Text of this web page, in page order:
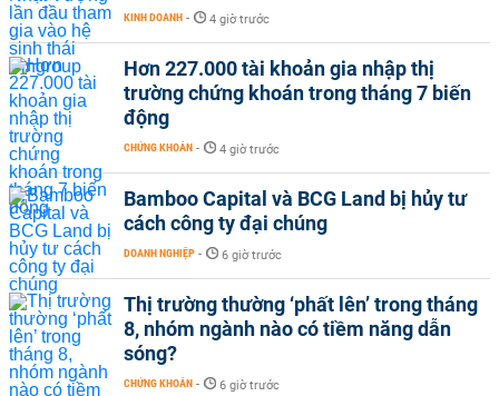
KINH DOANH - 4 giờ trước
Hơn 227.000 tài khoản gia nhập thị
trường chứng khoán trong tháng 7 biến
động
CHỨNG KHOÁN - 4 giờ trước
Bamboo Capital và BCG Land bị hủy tư
cách công ty đại chúng
DOANH NGHIỆP - 6 giờ trước
Thị trường thường ‘phất lên’ trong tháng
8, nhóm ngành nào có tiềm năng dẫn
sóng?
CHỨNG KHOÁN - 6 giờ trước